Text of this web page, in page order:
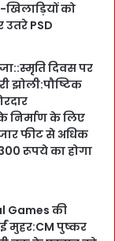
को
उतरे PSD
दिवस पर
झोली:पौष्टिक
निर्माण के लिए
फीट से अधिक
रूपये का होगा
Games की
मुहर:CM पुष्कर